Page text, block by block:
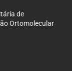
de
Ortomolecular